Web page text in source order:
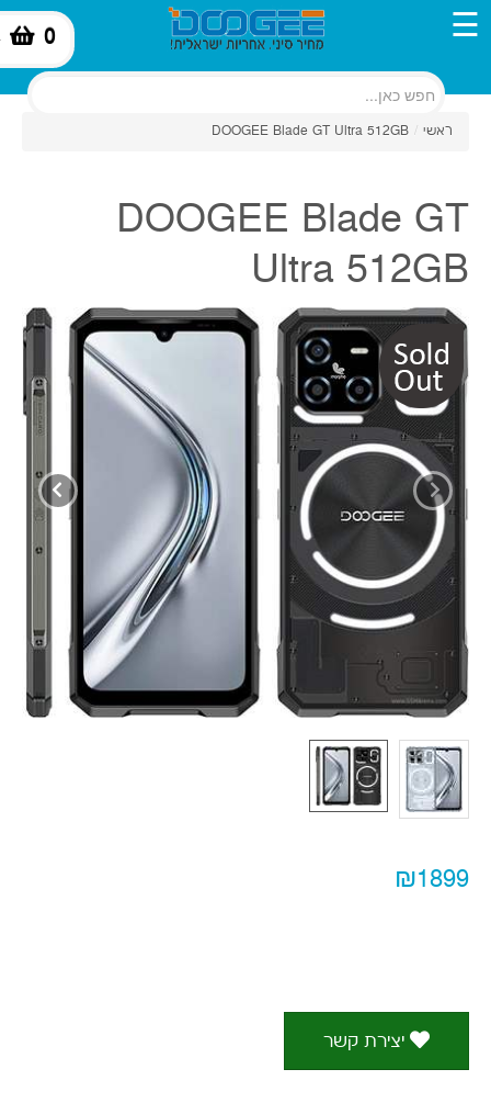
0 ☰
ראשי /
DOOGEE Blade GT Ultra 512GB
DOOGEE Blade GT
Ultra 512GB
₪1899
יצירת קשר